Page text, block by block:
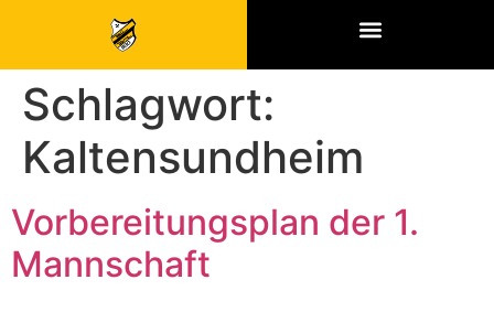
Schlagwort:
Kaltensundheim
Vorbereitungsplan der 1.
Mannschaft